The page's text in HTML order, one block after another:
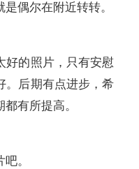
偶尔在附近转转。
好的照片，只有安慰
。后期有点进步，希
有所提高。
。